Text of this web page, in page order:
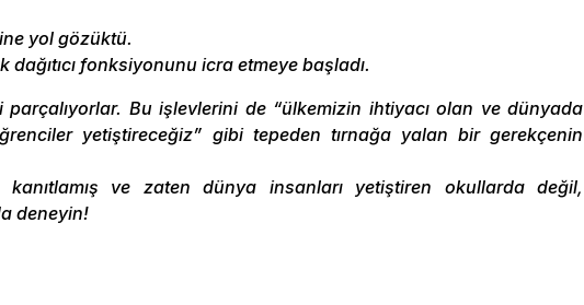
yol gözüktü.
fonksiyonunu icra etmeye başladı.
parçalıyorlar. Bu işlevlerini de “ülkemizin ihtiyacı olan ve dünyada
yetiştireceğiz” gibi tepeden tırnağa yalan bir gerekçenin
ve zaten dünya insanları yetiştiren okullarda değil,
deneyin!